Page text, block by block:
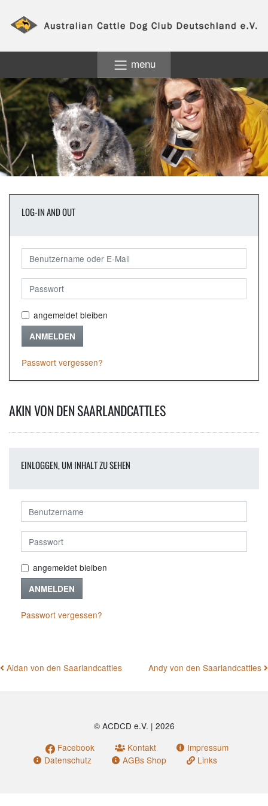
menu
LOG-IN AND OUT
angemeldet bleiben
ANMELDEN
Passwort vergessen?
AKIN VON DEN SAARLANDCATTLES
EINLOGGEN, UM INHALT ZU SEHEN
angemeldet bleiben
ANMELDEN
Passwort vergessen?
BEITRAGSNAVIGATION
Aidan von den Saarlandcattles Andy von den Saarlandcattles
© ACDCD e.V. | 2026
Facebook
Kontakt
Impressum
Datenschutz
AGBs Shop Links